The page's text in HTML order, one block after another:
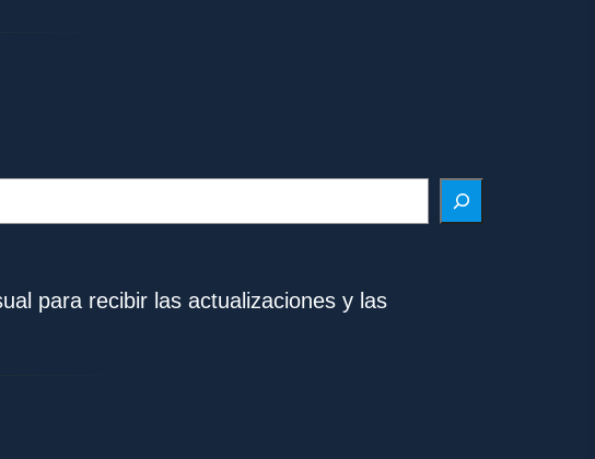
para recibir las actualizaciones y las